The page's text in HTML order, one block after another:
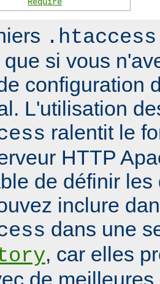
.htaccess
si vous
configuration
L'utilisation
ralentit le
HTTP
de définir
inclure
dans une
, car elles
de